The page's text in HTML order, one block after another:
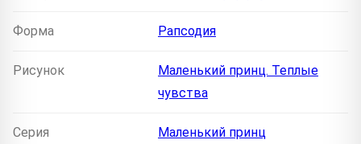
Форма Рапсодия
Рисунок
Маленький принц. Теплые
чувства
Серия Маленький принц